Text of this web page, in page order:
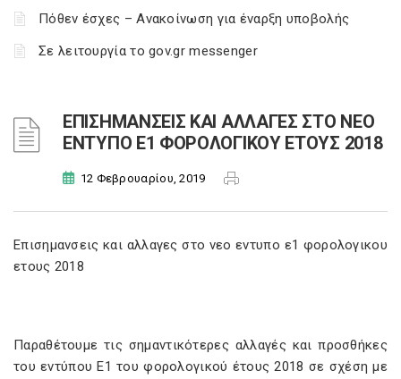
Πόθεν έσχες – Ανακοίνωση για έναρξη υποβολής
Σε λειτουργία το gov.gr messenger
ΕΠΙΣΗΜΑΝΣΕΙΣ ΚΑΙ ΑΛΛΑΓΕΣ ΣΤΟ ΝΕΟ
ΕΝΤΥΠΟ Ε1 ΦΟΡΟΛΟΓΙΚΟΥ ΕΤΟΥΣ 2018
12 Φεβρουαρίου, 2019
Eπισημανσεις και αλλαγες στο νεο εντυπο ε1 φορολογικου
ετους 2018
Παραθέτουμε τις σημαντικότερες αλλαγές και προσθήκες
του εντύπου Ε1 του φορολογικού έτους 2018 σε σχέση με